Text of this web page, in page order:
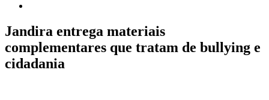
Jandira entrega materiais
complementares que tratam de bullying e
cidadania